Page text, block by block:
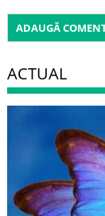
ACTUAL